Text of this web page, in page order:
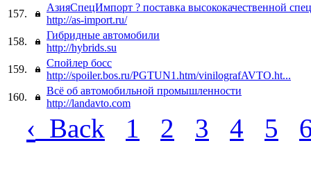
157.
АзияСпецИмпорт ? поставка высококачественной
http://as-import.ru/
158.
Гибридные автомобили
http://hybrids.su
159.
Cпойлер босс
http://spoiler.bos.ru/PGTUN1.htm/vinilografAVTO.ht...
160.
Всё об автомобильной промышленности
http://landavto.com
‹ Back 1 2 3 4 5